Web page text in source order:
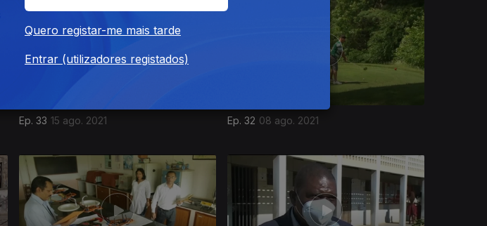
Ep. 33 15 ago. 2021 Ep. 32 08 ago. 2021
Quero registar-me mais tarde
Entrar (utilizadores registados)